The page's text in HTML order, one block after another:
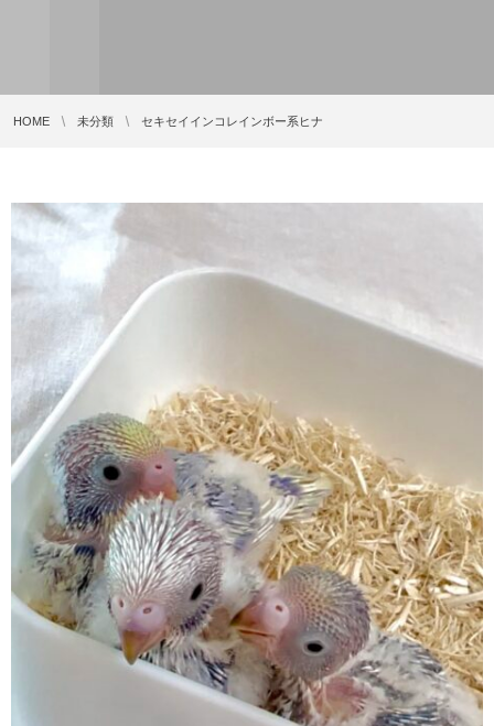
HOME 未分類 セキセイインコレインボー系ヒナ